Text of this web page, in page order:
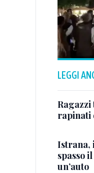
LEGGI
rapinati
Istrana,
spasso
un’auto